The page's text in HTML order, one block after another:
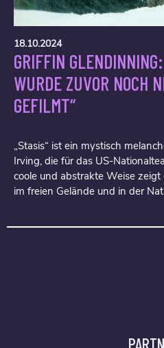
18.10.2024
GRIFFIN
WURDE ZUVOR NOCH
GEFILMT“
„Stasis“ ist ein mystisch
Irving, die für das US-
coole und abstrakte Weise
im freien Gelände und in der